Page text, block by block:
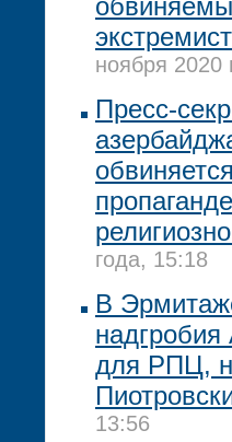
ноября 2020
Пресс-
года, 15:18
В
надгробия
для РПЦ,
13:56